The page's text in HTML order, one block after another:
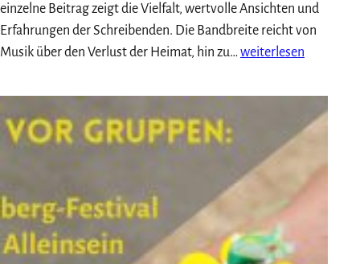
einzelne Beitrag zeigt die Vielfalt, wertvolle Ansichten und
Erfahrungen der Schreibenden. Die Bandbreite reicht von
Musik über den Verlust der Heimat, hin zu… Das
meine
10+1
mal
weiterlesen